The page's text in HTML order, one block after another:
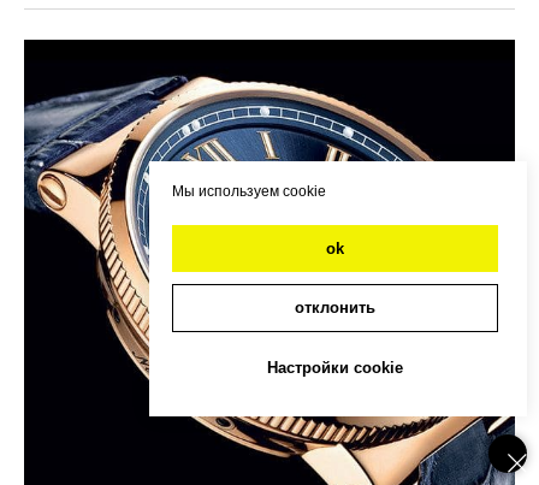
Мы используем cookie
ok
отклонить
Настройки cookie